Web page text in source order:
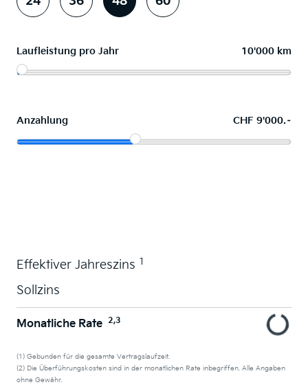
Laufleistung pro Jahr 10'000 km
Anzahlung CHF 9'000.–
Effektiver Jahreszins 1
Sollzins
Monatliche Rate 2,3
(1) Gebunden für die gesamte Vertragslaufzeit.
(2) Die Überführungskosten sind in der monatlichen Rate inbegriffen. Alle Angaben
ohne Gewähr.